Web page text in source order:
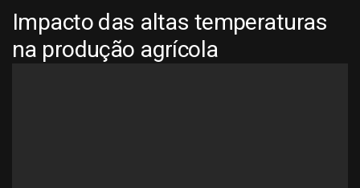
Impacto das altas temperaturas
na produção agrícola